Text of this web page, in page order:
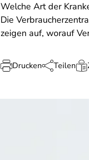
Welche Art der
Die
zeigen auf, worauf
Drucken Teilen